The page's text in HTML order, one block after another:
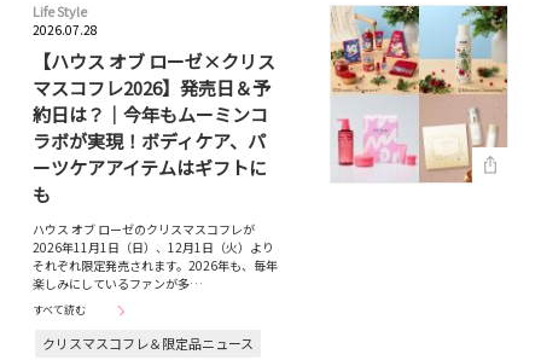
Life Style
2026.07.28
【ハウス オブ ローゼ×クリス
マスコフレ2026】発売日＆予
約日は？｜今年もムーミンコ
ラボが実現！ボディケア、パ
ーツケアアイテムはギフトに
も
ハウス オブ ローゼのクリスマスコフレが
2026年11月1日（日）、12月1日（火）より
それぞれ限定発売されます。2026年も、毎年
楽しみにしているファンが多…
すべて読む
クリスマスコフレ＆限定品ニュース